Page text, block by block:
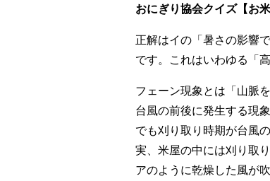
おにぎり協会クイズ【お
正解はイの「暑さの影響
です。これはいわゆる「
フェーン現象とは「山脈
台風の前後に発生する現
でも刈り取り時期が台風
実、米屋の中には刈り取
アのように乾燥した風が